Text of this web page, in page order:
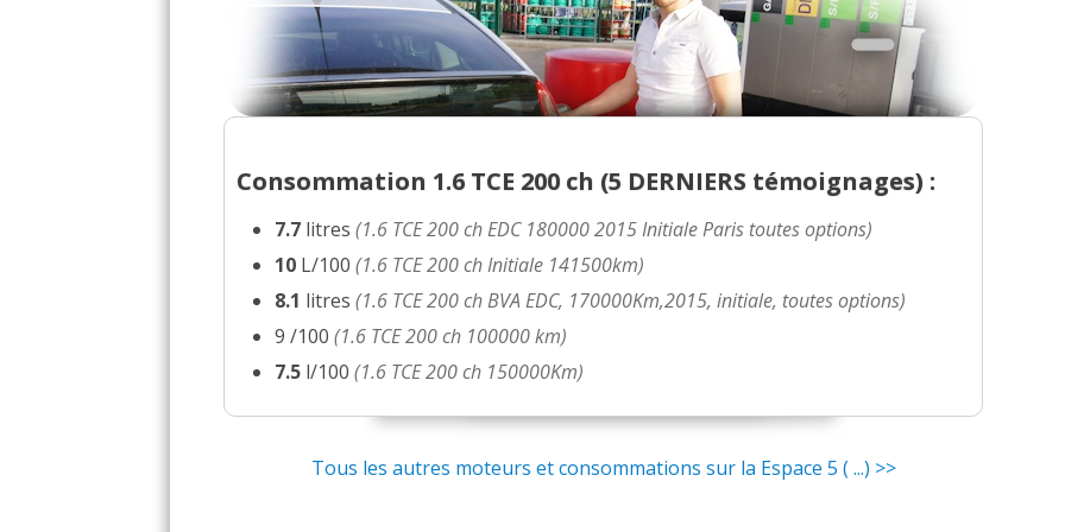
1.6 TCE 200 ch sept 2015 finition intens(3
14/20 1.6 TCE 200 ch 5648(0 )
09/20 1.6 TCE 200 ch Automatique, 5000, 2015, Initi(2 )
16/20 1.6 TCE 200 ch 16000 km, année fin 2015, Init(0 )
15/20 1.6 TCE 200 ch 4500(0 )
10/20 1.6 TCE 200 ch 125000(0 )
Consommation 1.6 TCE 200 ch (5 DERNIERS témoignages) :
7.7 litres(1.6 TCE 200 ch EDC 180000 2015 Initiale Paris toutes options)
10 L/100(1.6 TCE 200 ch Initiale 141500km)
8.1 litres(1.6 TCE 200 ch BVA EDC, 170000Km,2015, initiale, toutes options)
9 /100(1.6 TCE 200 ch 100000 km)
7.5 l/100(1.6 TCE 200 ch 150000Km)
Tous les autres moteurs et consommations sur la Espace 5 ( ...) >>